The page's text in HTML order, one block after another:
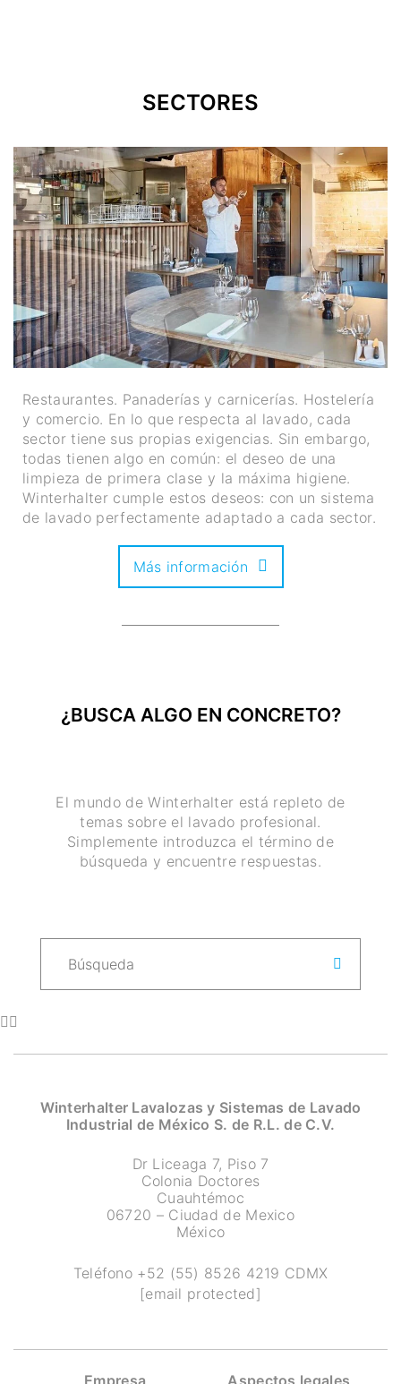
SECTORES
Restaurantes. Panaderías y carnicerías. Hostelería
y comercio. En lo que respecta al lavado, cada
sector tiene sus propias exigencias. Sin embargo,
todas tienen algo en común: el deseo de una
limpieza de primera clase y la máxima higiene.
Winterhalter cumple estos deseos: con un sistema
de lavado perfectamente adaptado a cada sector.
Más información
¿BUSCA ALGO EN CONCRETO?
El mundo de Winterhalter está repleto de
temas sobre el lavado profesional.
Simplemente introduzca el término de
búsqueda y encuentre respuestas.
Winterhalter Lavalozas y Sistemas de Lavado
Industrial de México S. de R.L. de C.V.
Dr Liceaga 7, Piso 7
Colonia Doctores
Cuauhtémoc
06720 – Ciudad de Mexico
México
Teléfono +52 (55) 8526 4219 CDMX
[email protected]
Empresa Aspectos legales